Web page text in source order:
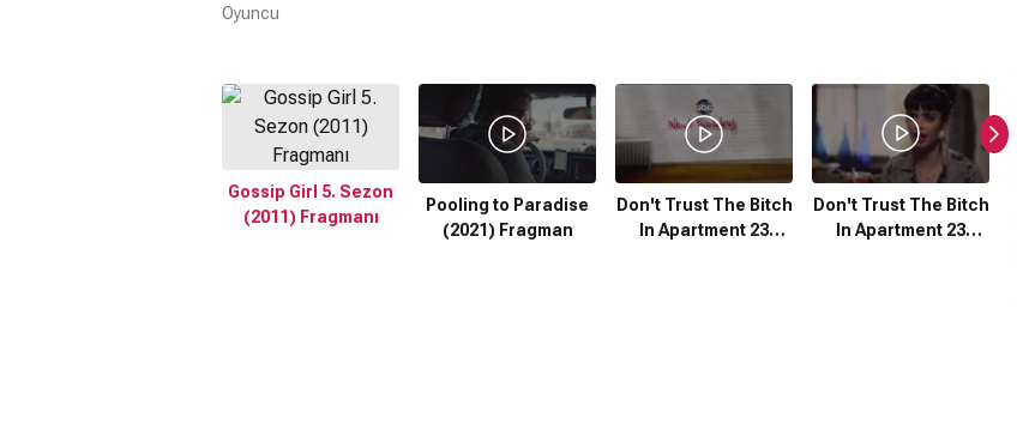
Oyuncu
Gossip Girl 5. Sezon
(2011) Fragmanı
Pooling to Paradise
(2021) Fragman
Don't Trust The Bitch
In Apartment 23
Don't Trust The Bitch
In Apartment 23